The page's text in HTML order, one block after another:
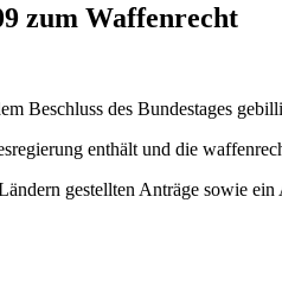
zum Waffenrecht
Beschluss des Bundestages
enthält und die
gestellten Anträge sowie